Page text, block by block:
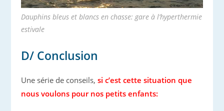
Dauphins bleus et blancs en chasse: gare à l’hyperthermie
estivale
D/ Conclusion
Une série de conseils,si c’est cette situation que
nous voulons pour nos petits enfants: